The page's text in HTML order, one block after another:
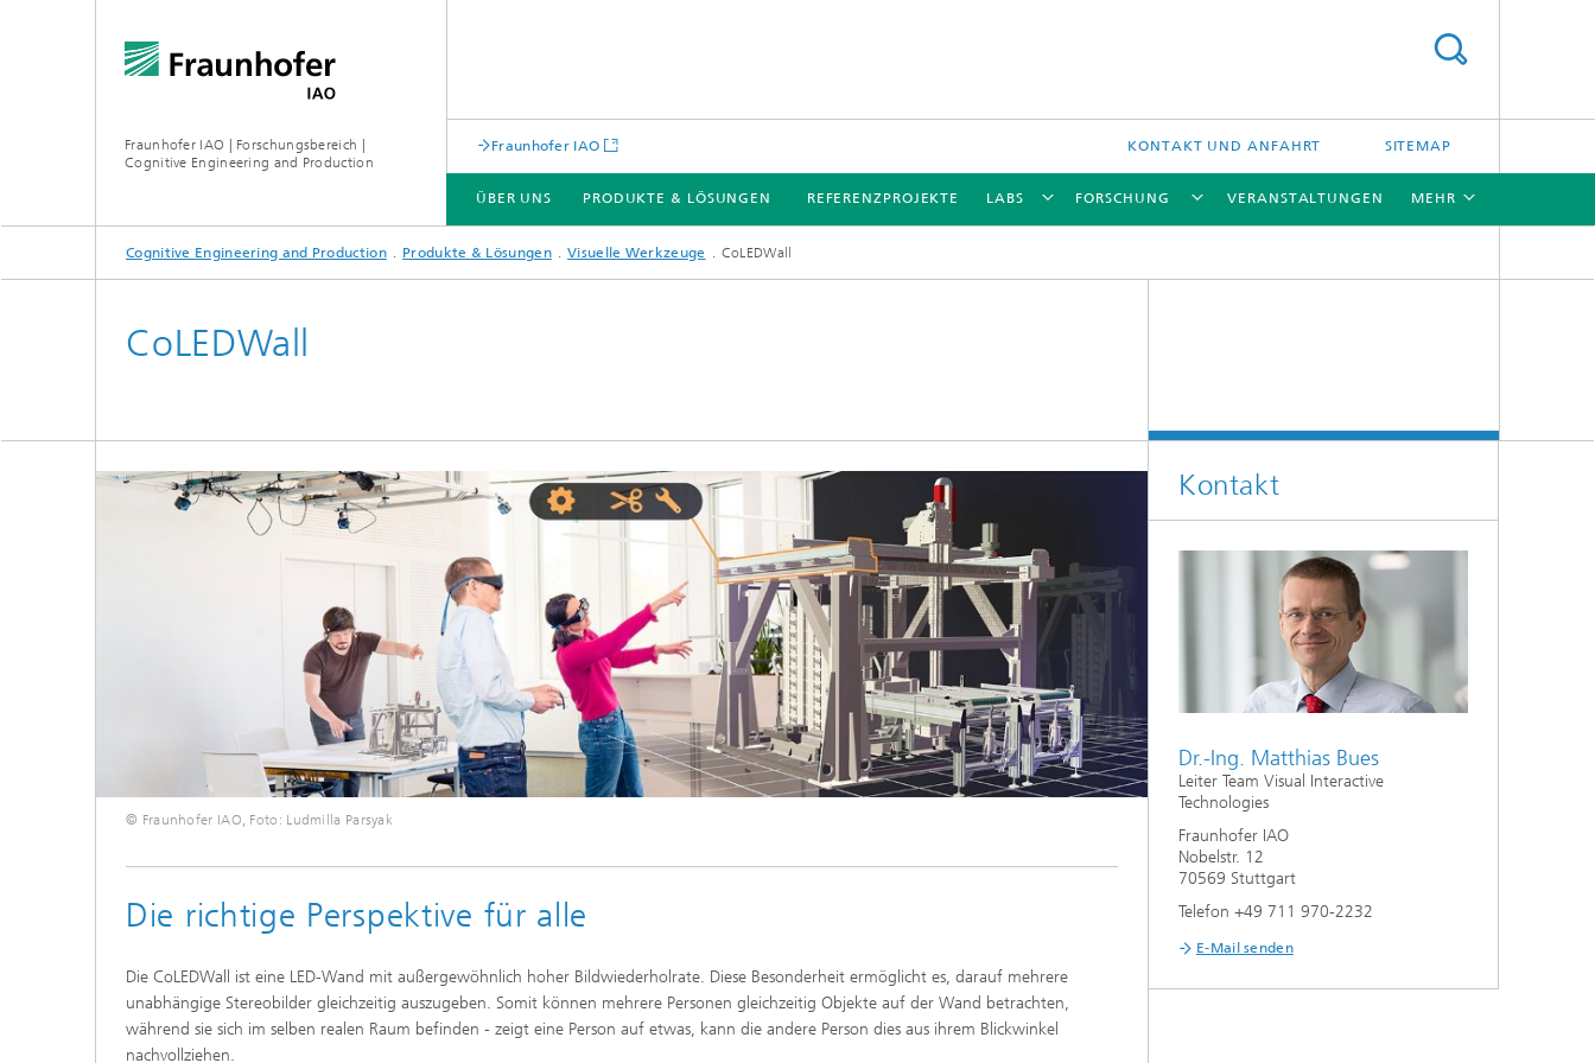
Fraunhofer IAO | Forschungsbereich |
Cognitive Engineering and Production
Fraunhofer IAO KONTAKT UND ANFAHRT SITEMAP
ÜBER UNS PRODUKTE & LÖSUNGEN REFERENZPROJEKTE LABS
LABS
FORSCHUNG
FORSCHUNG
VERANSTALTUNGEN MEHR
Cognitive Engineering and Production Produkte & Lösungen Visuelle Werkzeuge CoLEDWall
CoLEDWall
© Fraunhofer IAO, Foto: Ludmilla Parsyak
Die richtige Perspektive für alle
Die CoLEDWall ist eine LED-Wand mit außergewöhnlich hoher Bildwiederholrate. Diese Besonderheit ermöglicht es, darauf mehrere
unabhängige Stereobilder gleichzeitig auszugeben. Somit können mehrere Personen gleichzeitig Objekte auf der Wand betrachten,
während sie sich im selben realen Raum befinden - zeigt eine Person auf etwas, kann die andere Person dies aus ihrem Blickwinkel
nachvollziehen.
Kontakt
Dr.-Ing. Matthias Bues
Leiter Team Visual Interactive
Technologies
Fraunhofer IAO
Nobelstr. 12
70569 Stuttgart
Telefon +49 711 970-2232
E-Mail senden